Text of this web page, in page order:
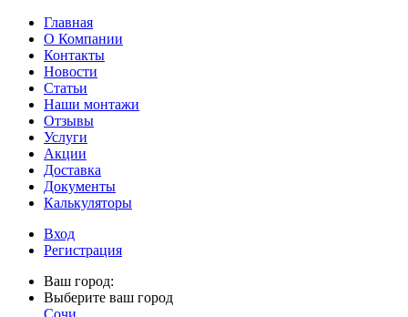
Главная
О Компании
Контакты
Новости
Статьи
Наши монтажи
Отзывы
Услуги
Акции
Доставка
Документы
Калькуляторы
Вход
Регистрация
Ваш город:
Выберите ваш город
Сочи